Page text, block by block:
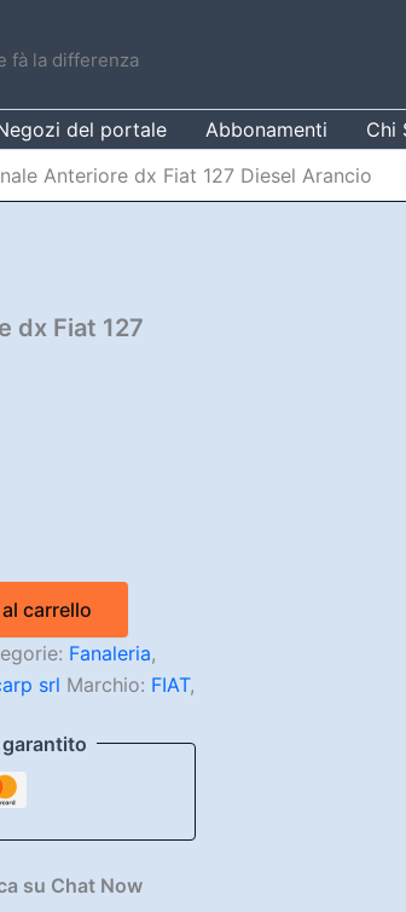
fà la differenza
del portale Abbonamenti Chi
Anteriore dx Fiat 127 Diesel Arancio
dx Fiat 127
carrello
Fanaleria,
srl Marchio: FIAT,
su Chat Now